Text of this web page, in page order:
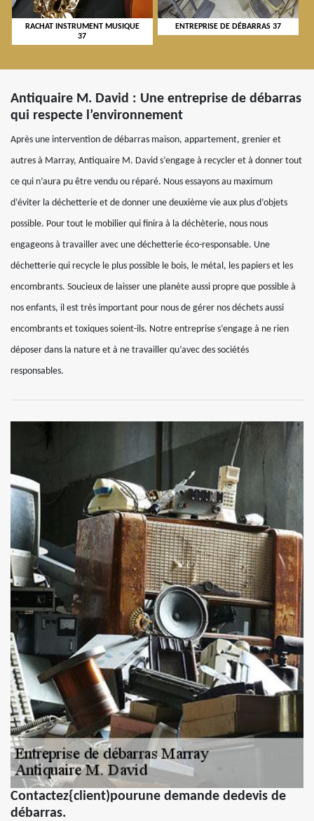
RACHAT INSTRUMENT MUSIQUE
37
ENTREPRISE DE DÉBARRAS 37
Antiquaire M. David : Une entreprise de débarras
qui respecte l’environnement
Après une intervention de débarras maison, appartement, grenier et
autres à Marray, Antiquaire M. David s’engage à recycler et à donner tout
ce qui n’aura pu être vendu ou réparé. Nous essayons au maximum
d’éviter la déchetterie et de donner une deuxième vie aux plus d’objets
possible. Pour tout le mobilier qui finira à la déchèterie, nous nous
engageons à travailler avec une déchetterie éco-responsable. Une
déchetterie qui recycle le plus possible le bois, le métal, les papiers et les
encombrants. Soucieux de laisser une planète aussi propre que possible à
nos enfants, il est très important pour nous de gérer nos déchets aussi
encombrants et toxiques soient-ils. Notre entreprise s’engage à ne rien
déposer dans la nature et à ne travailler qu’avec des sociétés
responsables.
Contactez{client)pourune demande dedevis de
débarras.